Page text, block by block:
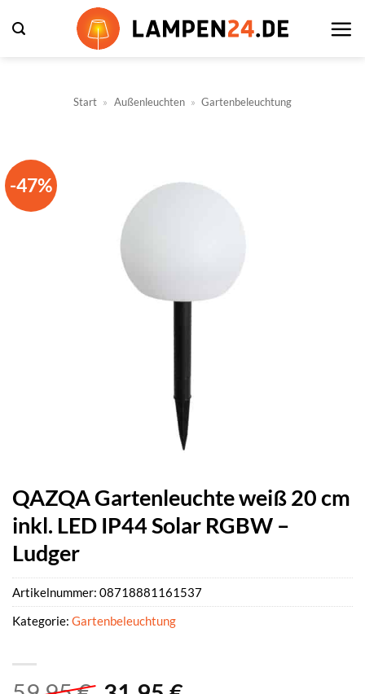
Inhalt
Start » Außenleuchten » Gartenbeleuchtung
-47%
QAZQA Gartenleuchte weiß 20 cm
inkl. LED IP44 Solar RGBW –
Ludger
Artikelnummer: 08718881161537
Kategorie: Gartenbeleuchtung